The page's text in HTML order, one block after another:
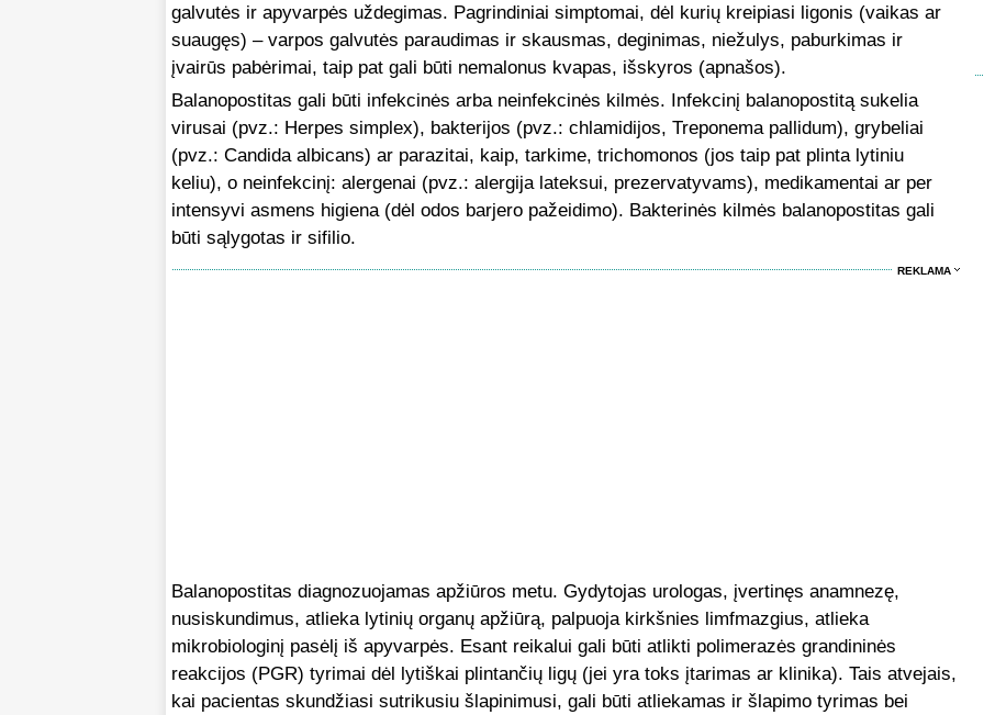
galvutės ir apyvarpės uždegimas. Pagrindiniai simptomai, dėl kurių kreipiasi ligonis (vaikas ar
suaugęs) – varpos galvutės paraudimas ir skausmas, deginimas, niežulys, paburkimas ir
įvairūs pabėrimai, taip pat gali būti nemalonus kvapas, išskyros (apnašos).
Balanopostitas gali būti infekcinės arba neinfekcinės kilmės. Infekcinį balanopostitą sukelia
virusai (pvz.: Herpes simplex), bakterijos (pvz.: chlamidijos, Treponema pallidum), grybeliai
(pvz.: Candida albicans) ar parazitai, kaip, tarkime, trichomonos (jos taip pat plinta lytiniu
keliu), o neinfekcinį: alergenai (pvz.: alergija lateksui, prezervatyvams), medikamentai ar per
intensyvi asmens higiena (dėl odos barjero pažeidimo). Bakterinės kilmės balanopostitas gali
būti sąlygotas ir sifilio.
REKLAMA
Balanopostitas diagnozuojamas apžiūros metu. Gydytojas urologas, įvertinęs anamnezę,
nusiskundimus, atlieka lytinių organų apžiūrą, palpuoja kirkšnies limfmazgius, atlieka
mikrobiologinį pasėlį iš apyvarpės. Esant reikalui gali būti atlikti polimerazės grandininės
reakcijos (PGR) tyrimai dėl lytiškai plintančių ligų (jei yra toks įtarimas ar klinika). Tais atvejais,
kai pacientas skundžiasi sutrikusiu šlapinimusi, gali būti atliekamas ir šlapimo tyrimas bei